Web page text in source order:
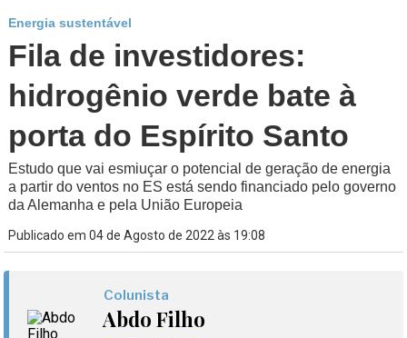
Energia sustentável
Fila de investidores:
hidrogênio verde bate à
porta do Espírito Santo
Estudo que vai esmiuçar o potencial de geração de energia
a partir do ventos no ES está sendo financiado pelo governo
da Alemanha e pela União Europeia
Publicado em 04 de Agosto de 2022 às 19:08
Colunista
Abdo Filho